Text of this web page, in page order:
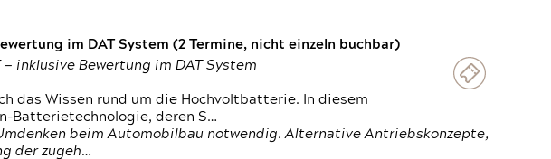
im DAT System (2 Termine, nicht einzeln buchbar)
inklusive Bewertung im DAT System
das Wissen rund um die Hochvoltbatterie. In diesem
Batterietechnologie, deren S…
beim Automobilbau notwendig. Alternative Antriebskonzepte,
der zugeh…